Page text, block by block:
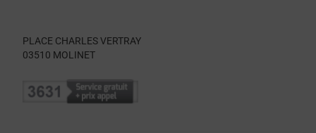
PLACE CHARLES VERTRAY
03510 MOLINET